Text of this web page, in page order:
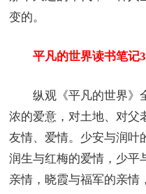
变的。
平凡的世界读书笔记3
纵观《平凡的世界》
浓的爱意，对土地、对父
友情、爱情。少安与润叶
润生与红梅的爱情，少平
亲情，晓霞与福军的亲情